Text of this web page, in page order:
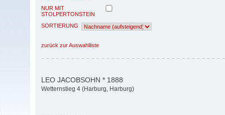
NUR MIT
STOLPERTONSTEIN
SORTIERUNG
zurück zur Auswahlliste
LEO JACOBSOHN * 1888
Wetternstieg 4 (Harburg, Harburg)